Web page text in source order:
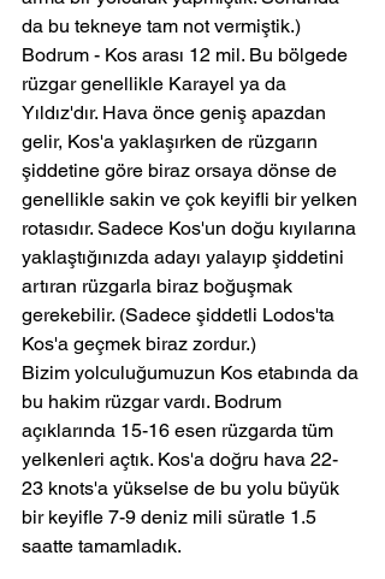
da bu tekneye tam not vermiştik.)
Bodrum - Kos arası 12 mil. Bu bölgede
rüzgar genellikle Karayel ya da
Yıldız'dır. Hava önce geniş apazdan
gelir, Kos'a yaklaşırken de rüzgarın
şiddetine göre biraz orsaya dönse de
genellikle sakin ve çok keyifli bir yelken
rotasıdır. Sadece Kos'un doğu kıyılarına
yaklaştığınızda adayı yalayıp şiddetini
artıran rüzgarla biraz boğuşmak
gerekebilir. (Sadece şiddetli Lodos'ta
Kos'a geçmek biraz zordur.)
Bizim yolculuğumuzun Kos etabında da
bu hakim rüzgar vardı. Bodrum
açıklarında 15-16 esen rüzgarda tüm
yelkenleri açtık. Kos'a doğru hava 22-
23 knots'a yükselse de bu yolu büyük
bir keyifle 7-9 deniz mili süratle 1.5
saatte tamamladık.